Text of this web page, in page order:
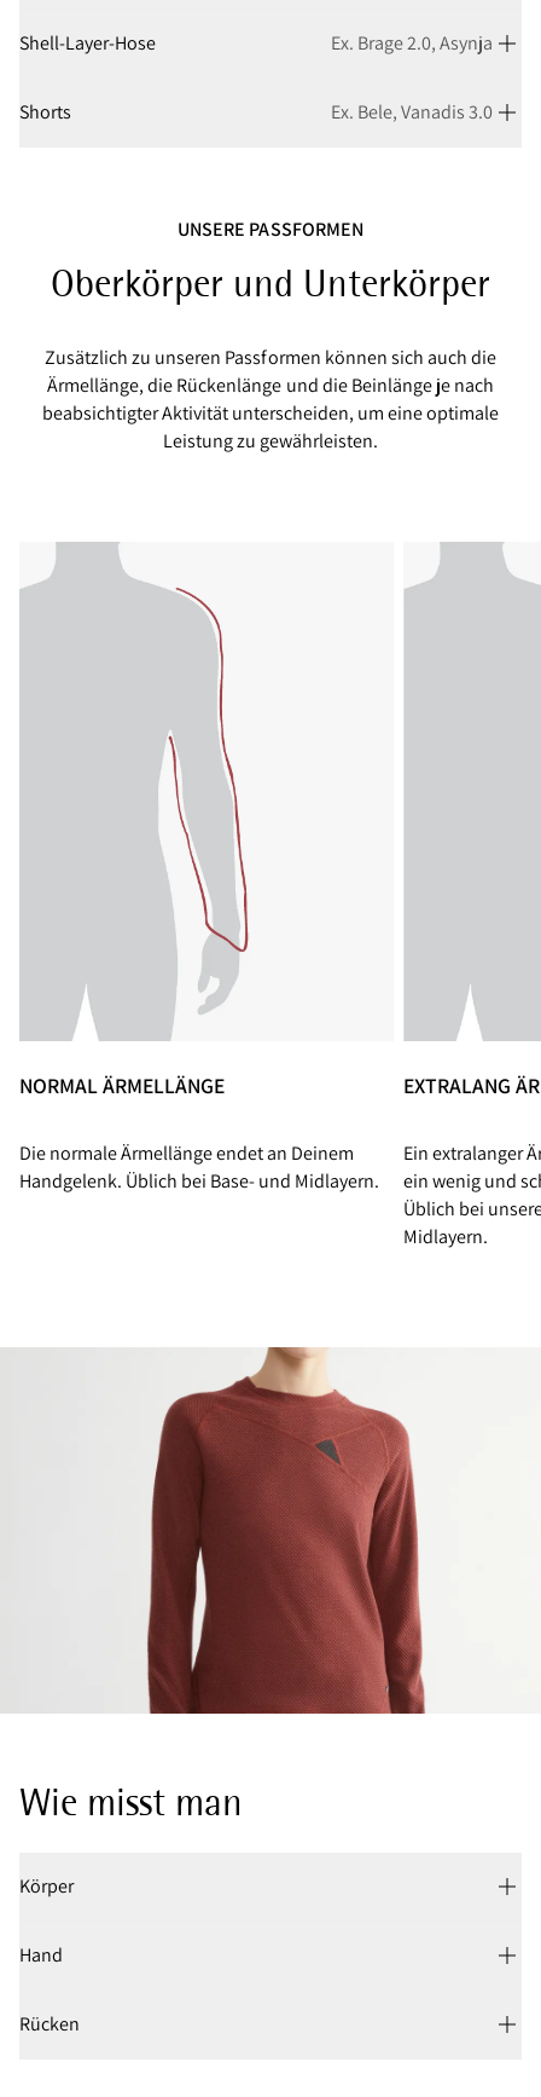
Shell-Layer-Hose Ex. Brage 2.0, Asynja
Shorts Ex. Bele, Vanadis 3.0
UNSERE PASSFORMEN
Oberkörper und Unterkörper
Zusätzlich zu unseren Passformen können sich auch die
Ärmellänge, die Rückenlänge und die Beinlänge je nach
beabsichtigter Aktivität unterscheiden, um eine optimale
Leistung zu gewährleisten.
NORMAL ÄRMELLÄNGE
Die normale Ärmellänge endet an Deinem
Handgelenk. Üblich bei Base- und Midlayern.
EXTRALANG
Ein extralanger
ein wenig und
Üblich bei
Midlayern.
Wie misst man
Körper
Hand
Rücken